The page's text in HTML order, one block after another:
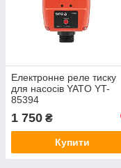
Електронне реле тиску
для насосів YATO YT-
85394
1 750 ₴
Купити